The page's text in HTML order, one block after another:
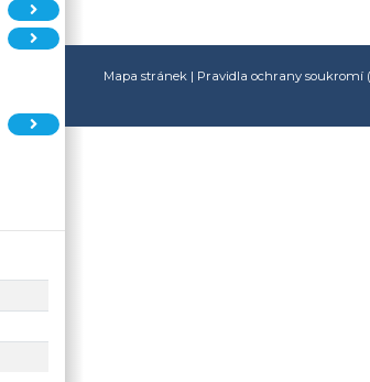
Mapa stránek | Pravidla ochrany soukromí